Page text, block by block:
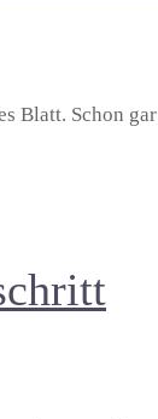
Blatt. Schon